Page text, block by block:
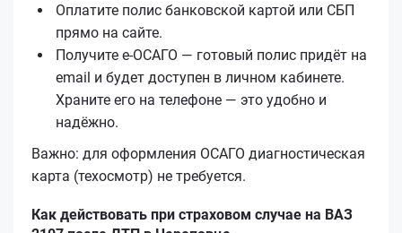
Оплатите полис банковской картой или СБП
прямо на сайте.
Получите е‑ОСАГО — готовый полис придёт на
email и будет доступен в личном кабинете.
Храните его на телефоне — это удобно и
надёжно.
Важно: для оформления ОСАГО диагностическая
карта (техосмотр) не требуется.
Как действовать при страховом случае на ВАЗ